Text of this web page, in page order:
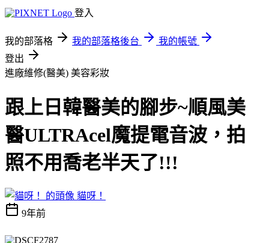
登入
我的部落格 我的部落格後台
我的帳號
登出
進廠維修(醫美) 美容彩妝
跟上日韓醫美的腳步~順風美
醫ULTRAcel魔提電音波，拍
照不用喬老半天了!!!
貓呀！
9年前